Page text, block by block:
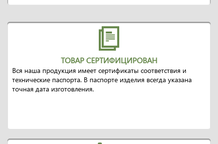
ТОВАР СЕРТИФИЦИРОВАН
Вся наша продукция имеет сертификаты соответствия и
технические паспорта. В паспорте изделия всегда указана
точная дата изготовления.